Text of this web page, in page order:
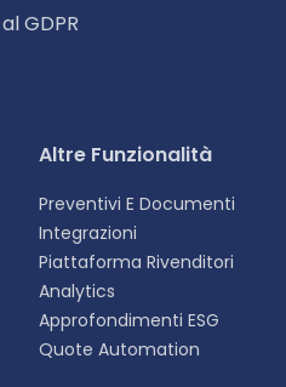
GDPR
Altre Funzionalità
Preventivi E Documenti
Integrazioni
Piattaforma Rivenditori
Analytics
Approfondimenti ESG
Quote Automation